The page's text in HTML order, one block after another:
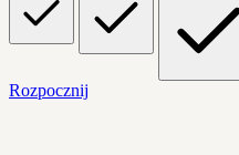
Rozpocznij